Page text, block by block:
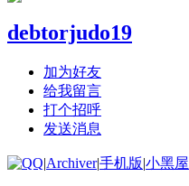
debtorjudo19
加为好友
给我留言
打个招呼
发送消息
|Archiver|手机版|小黑屋